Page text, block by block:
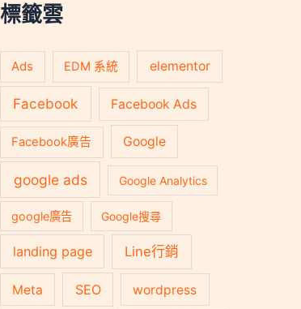
:標籤雲
Ads EDM 系統 elementor
Facebook Facebook Ads
Facebook廣告 Google
google ads Google Analytics
google廣告 Google搜尋
landing page Line行銷
Meta SEO wordpress